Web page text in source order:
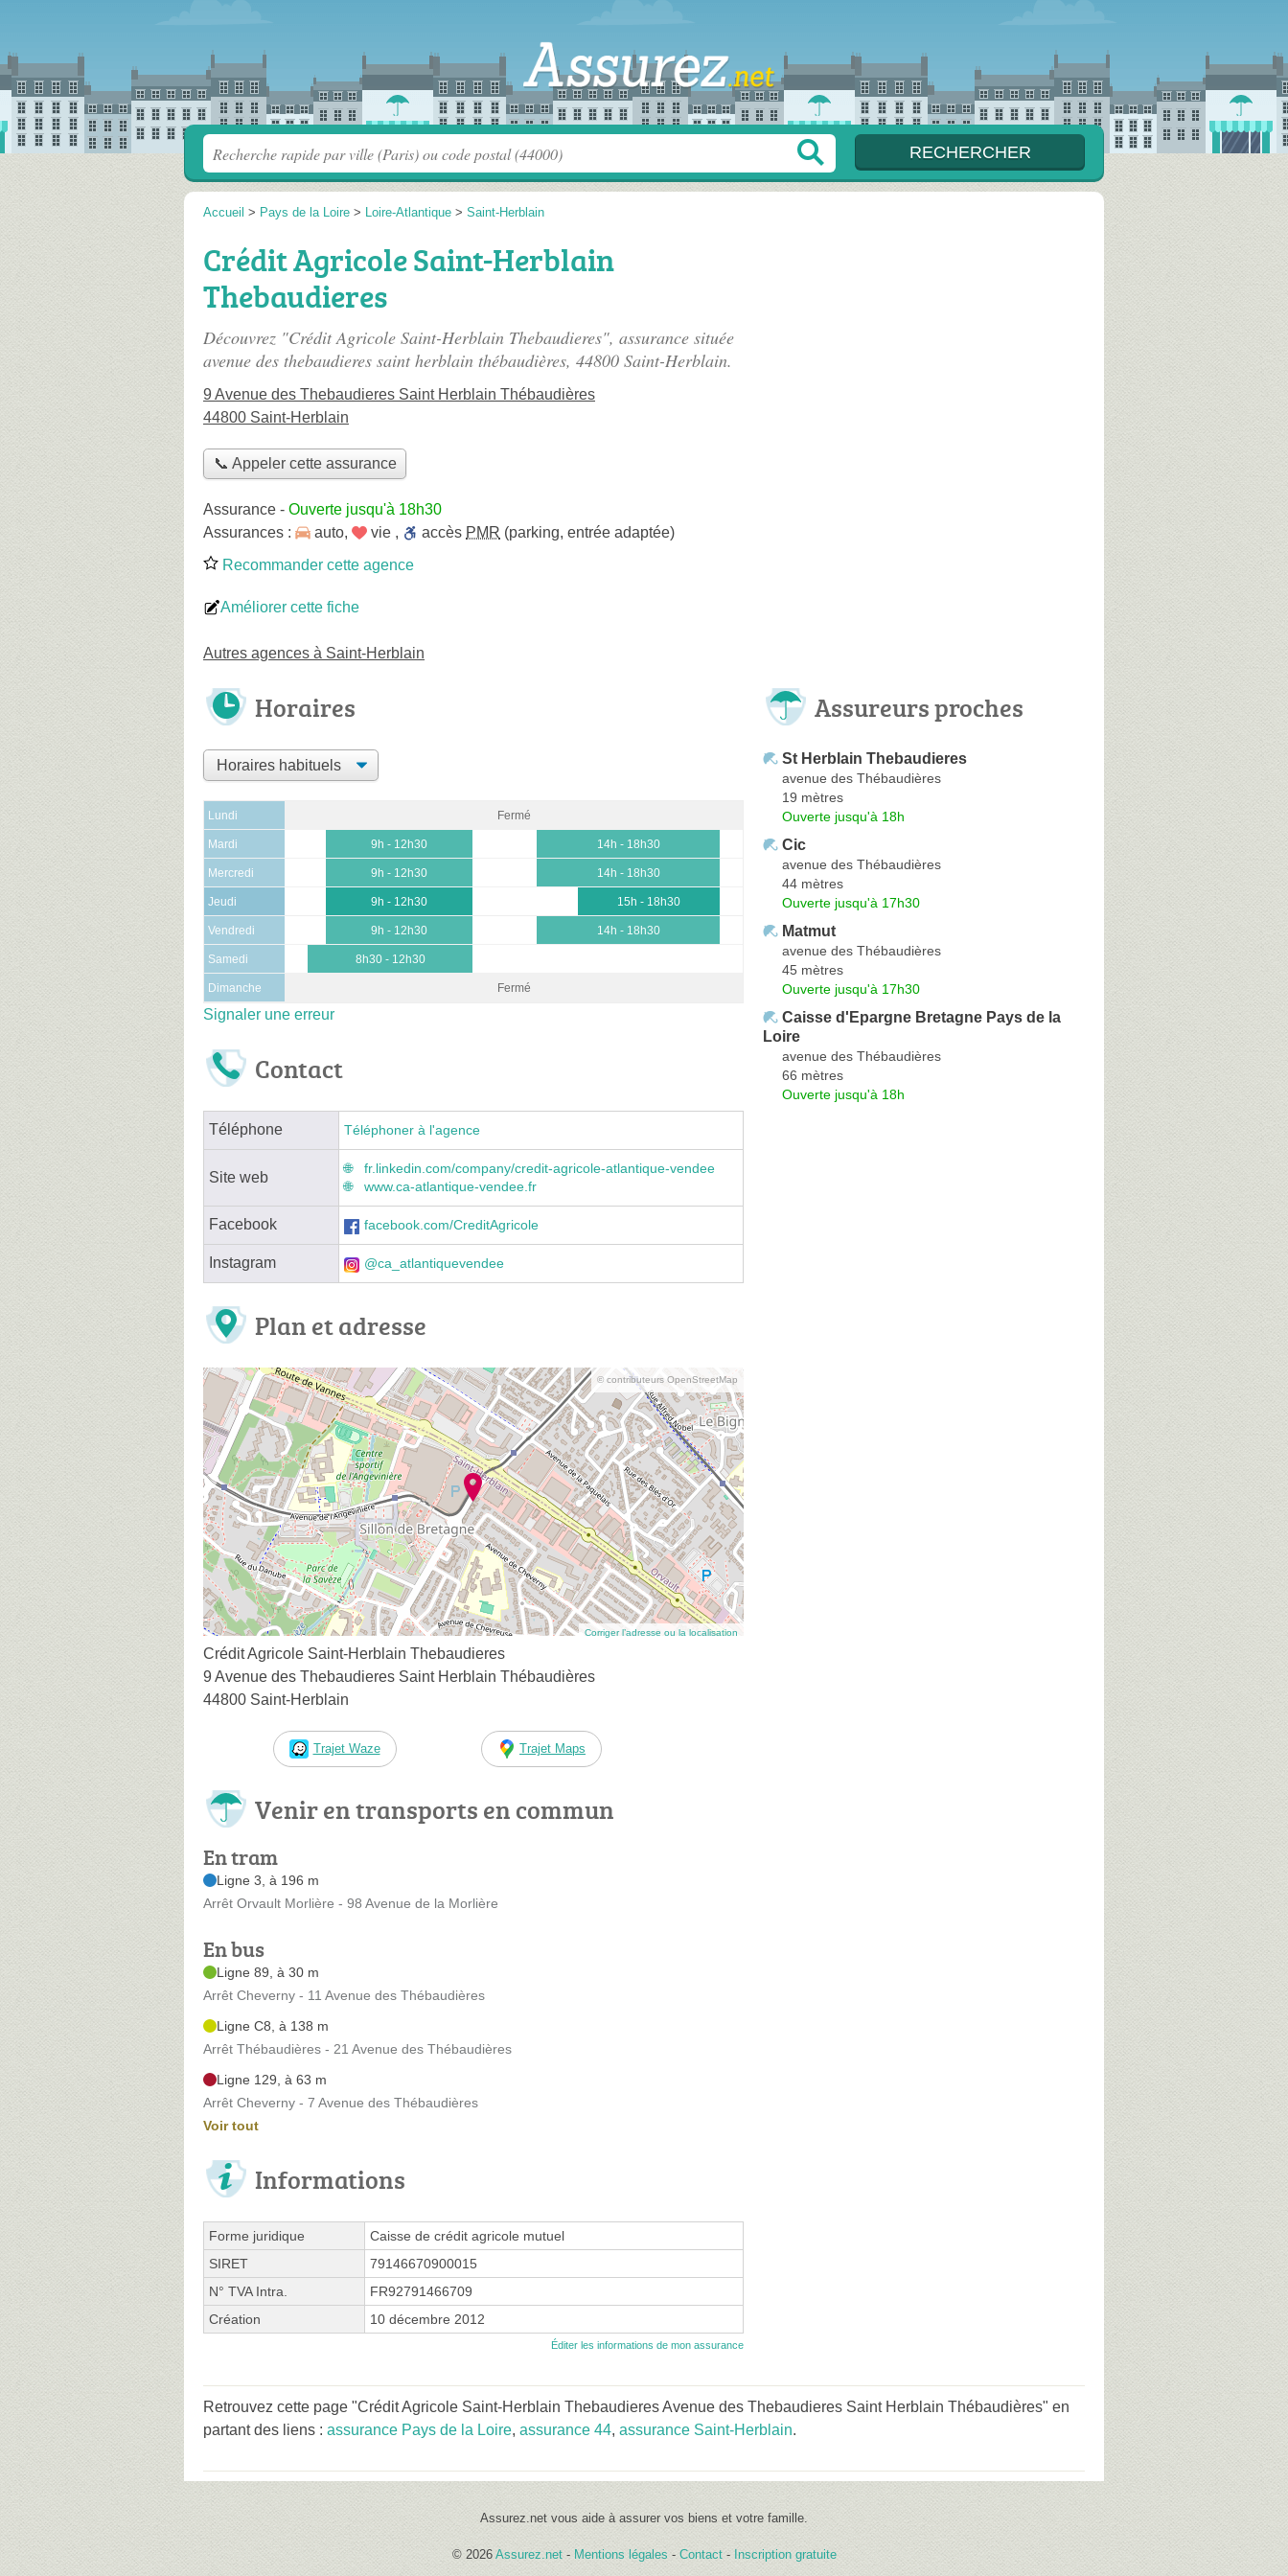
Accueil > Pays de la Loire > Loire-Atlantique > Saint-Herblain
Crédit Agricole Saint-Herblain
Thebaudieres
Découvrez "Crédit Agricole Saint-Herblain Thebaudieres", assurance située
avenue des thebaudieres saint herblain thébaudières, 44800 Saint-Herblain.
9 Avenue des Thebaudieres Saint Herblain Thébaudières
44800 Saint-Herblain
📞 Appeler cette assurance
Assurance - Ouverte jusqu'à 18h30
Assurances :
auto, vie , accès PMR (parking, entrée adaptée)
Recommander cette agence
Améliorer cette fiche
Autres agences à Saint-Herblain
Horaires
Lundi Fermé
Mardi 9h - 12h30 14h - 18h30
Mercredi 9h - 12h30 14h - 18h30
Jeudi 9h - 12h30 15h - 18h30
Vendredi 9h - 12h30 14h - 18h30
Samedi 8h30 - 12h30
Dimanche Fermé
Signaler une erreur
Contact
Téléphone Téléphoner à l'agence
Site web
fr.linkedin.com/company/credit-agricole-atlantique-vendee
www.ca-atlantique-vendee.fr
Facebook facebook.com/CreditAgricole
Instagram @ca_atlantiquevendee
Plan et adresse
© contributeurs OpenStreetMap
Corriger l’adresse ou la localisation
Crédit Agricole Saint-Herblain Thebaudieres
9 Avenue des Thebaudieres Saint Herblain Thébaudières
44800 Saint-Herblain
Trajet Waze Trajet Maps
Venir en transports en commun
En tram
Ligne 3, à 196 m
Arrêt Orvault Morlière - 98 Avenue de la Morlière
En bus
Ligne 89, à 30 m
Arrêt Cheverny - 11 Avenue des Thébaudières
Ligne C8, à 138 m
Arrêt Thébaudières - 21 Avenue des Thébaudières
Ligne 129, à 63 m
Arrêt Cheverny - 7 Avenue des Thébaudières
Voir tout
Informations
Forme juridique
Caisse de crédit agricole mutuel
SIRET
79146670900015
N° TVA Intra.
FR92791466709
Création
10 décembre 2012
Éditer les informations de mon assurance
Assureurs proches
St Herblain Thebaudieres
avenue des Thébaudières
19 mètres
Ouverte jusqu'à 18h
Cic
avenue des Thébaudières
44 mètres
Ouverte jusqu'à 17h30
Matmut
avenue des Thébaudières
45 mètres
Ouverte jusqu'à 17h30
Caisse d'Epargne Bretagne Pays de la
Loire
avenue des Thébaudières
66 mètres
Ouverte jusqu'à 18h
Retrouvez cette page "Crédit Agricole Saint-Herblain Thebaudieres Avenue des Thebaudieres Saint Herblain Thébaudières" en
partant des liens : assurance Pays de la Loire, assurance 44, assurance Saint-Herblain.
Assurez.net vous aide à assurer vos biens et votre famille.
© 2026 Assurez.net - Mentions légales - Contact- Inscription gratuite